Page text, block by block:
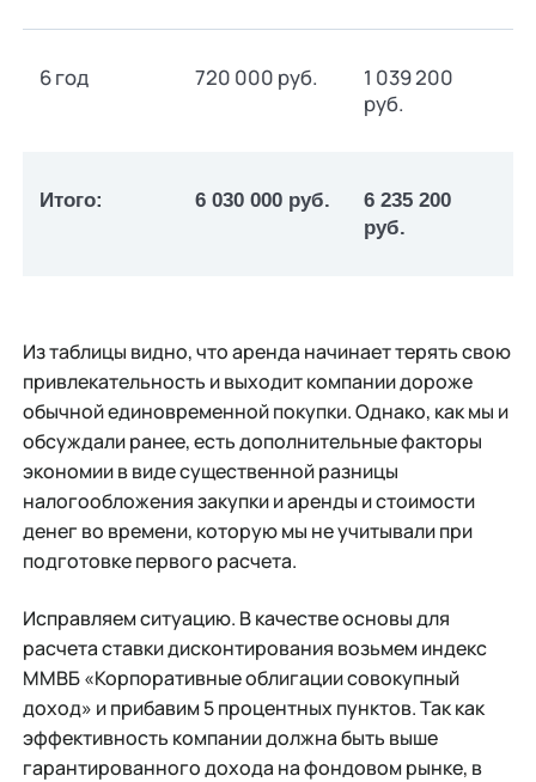
6 год 720 000 руб.
1 039 200
руб.
Итого: 6 030 000 руб.
6 235 200
руб.
Из таблицы видно, что аренда начинает терять свою
привлекательность и выходит компании дороже
обычной единовременной покупки. Однако, как мы и
обсуждали ранее, есть дополнительные факторы
экономии в виде существенной разницы
налогообложения закупки и аренды и стоимости
денег во времени, которую мы не учитывали при
подготовке первого расчета.
Исправляем ситуацию. В качестве основы для
расчета ставки дисконтирования возьмем индекс
ММВБ «Корпоративные облигации совокупный
доход» и прибавим 5 процентных пунктов. Так как
эффективность компании должна быть выше
гарантированного дохода на фондовом рынке, в